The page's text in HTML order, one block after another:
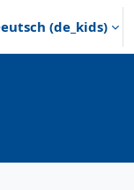
‎(de_kids)‎